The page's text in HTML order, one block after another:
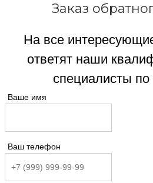
Заказ
На все
ответят наши
специалисты
Ваше имя
Ваш телефон